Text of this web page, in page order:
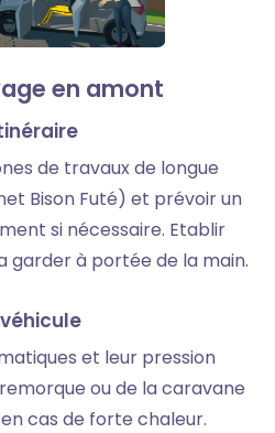
en amont
de travaux de longue
Bison Futé) et prévoir un
si nécessaire. Etablir
garder à portée de la main.
et leur pression
ou de la caravane
cas de forte chaleur.